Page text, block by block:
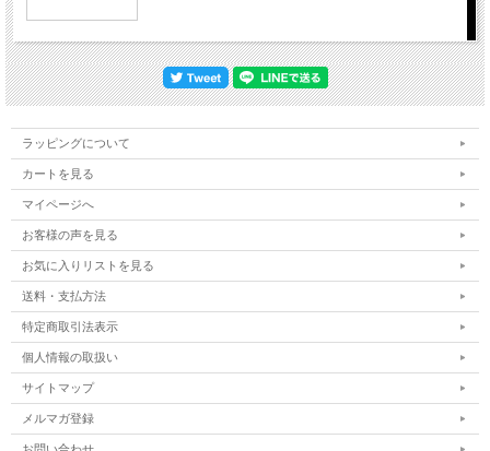
ラッピングについて
カートを見る
マイページへ
お客様の声を見る
お気に入りリストを見る
送料・支払方法
特定商取引法表示
個人情報の取扱い
サイトマップ
メルマガ登録